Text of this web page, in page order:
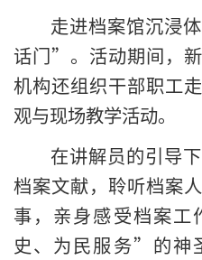
走进档案馆沉浸
话门”。活动期间，
机构还组织干部职工
观与现场教学活动。
在讲解员的引导
档案文献，聆听档案
事，亲身感受档案
史、为民服务”的神